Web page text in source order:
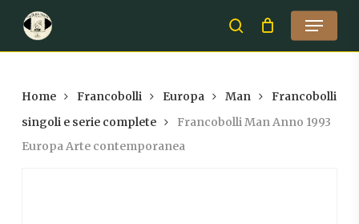
main
search
Menu
Home Francobolli Europa Man
Francobolli
singoli e serie complete
Francobolli Man Anno 1993
Europa Arte contemporanea
Close